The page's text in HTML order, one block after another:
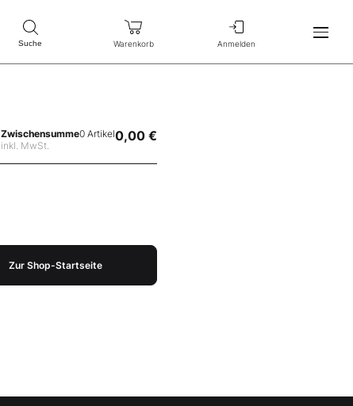
Suche Warenkorb Anmelden
Zwischensumme
inkl. MwSt.
0 Artikel0,00 €
Zur Shop-Startseite